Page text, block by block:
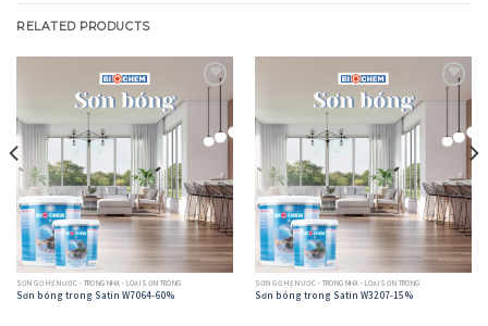
RELATED PRODUCTS
SƠN GỖ HỆ NƯỚC - TRONG NHÀ - LOẠI SƠN TRONG
Sơn bóng trong Satin W7064-60%
SƠN GỖ HỆ NƯỚC - TRONG NHÀ - LOẠI SƠN TRONG
Sơn bóng trong Satin W3207-15%